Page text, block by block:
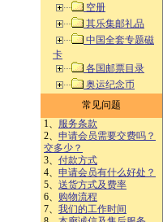
空册
其乐集邮礼品
中国全套专题磁
卡
各国邮票目录
奥运纪念币
常见问题
1、 服务条款
2、 申请会员需要交费吗？
交多少？
3、 付款方式
4、 申请会员有什么好处？
5、 送货方式及费率
6、 购物流程
7、 我们的工作时间